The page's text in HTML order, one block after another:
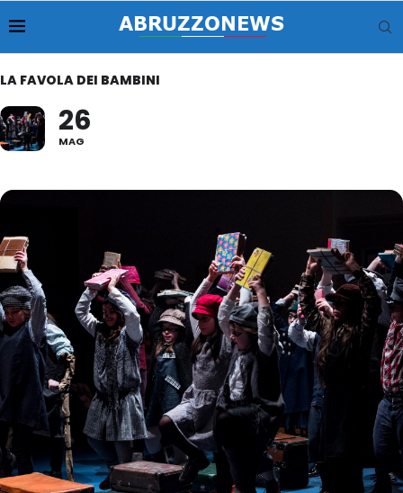
LA FAVOLA DEI BAMBINI
26
MAG